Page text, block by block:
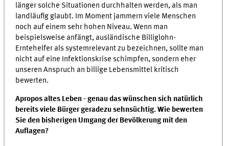
länger solche Situationen durchhalten werden, als man
landläufig glaubt. Im Moment jammern viele Menschen
noch auf einem sehr hohen Niveau. Wenn man
beispielsweise anfängt, ausländische Billiglohn-
Erntehelfer als systemrelevant zu bezeichnen, sollte man
nicht auf eine Infektionskrise schimpfen, sondern eher
unseren Anspruch an billige Lebensmittel kritisch
bewerten.
Apropos altes Leben - genau das wünschen sich natürlich
bereits viele Bürger geradezu sehnsüchtig. Wie bewerten
Sie den bisherigen Umgang der Bevölkerung mit den
Auflagen?